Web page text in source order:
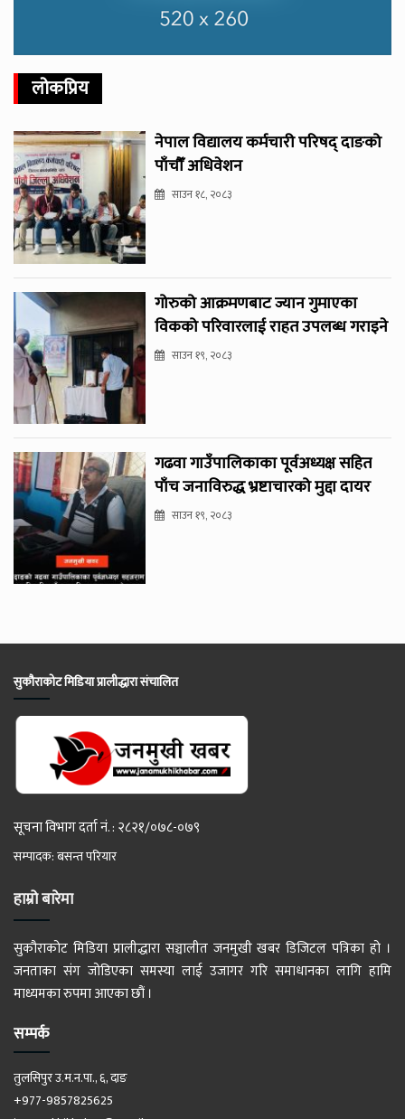
लोकप्रिय
नेपाल विद्यालय कर्मचारी परिषद् दाङको
पाँचौँ अधिवेशन
साउन १८, २०८३
गोरुको आक्रमणबाट ज्यान गुमाएका
विकको परिवारलाई राहत उपलब्ध गराइने
साउन १९, २०८३
गढवा गाउँपालिकाका पूर्वअध्यक्ष सहित
पाँच जनाविरुद्ध भ्रष्टाचारको मुद्दा दायर
साउन १९, २०८३
सुकौराकोट मिडिया प्रालीद्धारा संचालित
सूचना विभाग दर्ता नं. : २८२१/०७८-०७९
सम्पादक: बसन्त परियार
हाम्रो बारेमा
सुकौराकोट मिडिया प्रालीद्धारा सञ्चालीत जनमुखी खबर डिजिटल पत्रिका हो ।
जनताका संग जोडिएका समस्या लाई उजागर गरि समाधानका लागि हामि
माध्यमका रुपमा आएका छौं ।
सम्पर्क
तुलसिपुर उ.म.न.पा., ६, दाङ
+977-9857825625